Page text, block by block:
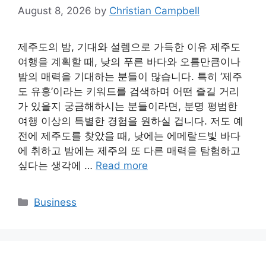
August 8, 2026 by Christian Campbell
제주도의 밤, 기대와 설렘으로 가득한 이유 제주도
여행을 계획할 때, 낮의 푸른 바다와 오름만큼이나
밤의 매력을 기대하는 분들이 많습니다. 특히 ‘제주
도 유흥’이라는 키워드를 검색하며 어떤 즐길 거리
가 있을지 궁금해하시는 분들이라면, 분명 평범한
여행 이상의 특별한 경험을 원하실 겁니다. 저도 예
전에 제주도를 찾았을 때, 낮에는 에메랄드빛 바다
에 취하고 밤에는 제주의 또 다른 매력을 탐험하고
싶다는 생각에 … Read more
Categories
Business